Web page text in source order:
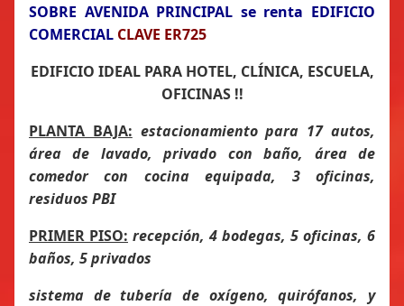
SOBRE AVENIDA PRINCIPAL se renta EDIFICIO
COMERCIAL CLAVE ER725
EDIFICIO IDEAL PARA HOTEL, CLÍNICA, ESCUELA,
OFICINAS !!
PLANTA BAJA: estacionamiento para 17 autos,
área de lavado, privado con baño, área de
comedor con cocina equipada, 3 oficinas,
residuos PBI
PRIMER PISO: recepción, 4 bodegas, 5 oficinas, 6
baños, 5 privados
sistema de tubería de oxígeno, quirófanos, y